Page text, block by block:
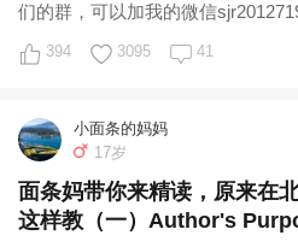
们的群，可以加我的微信
394 3095 41
小面条的妈妈
17岁
面条妈带你来精读，原来在
这样教（一）Author's